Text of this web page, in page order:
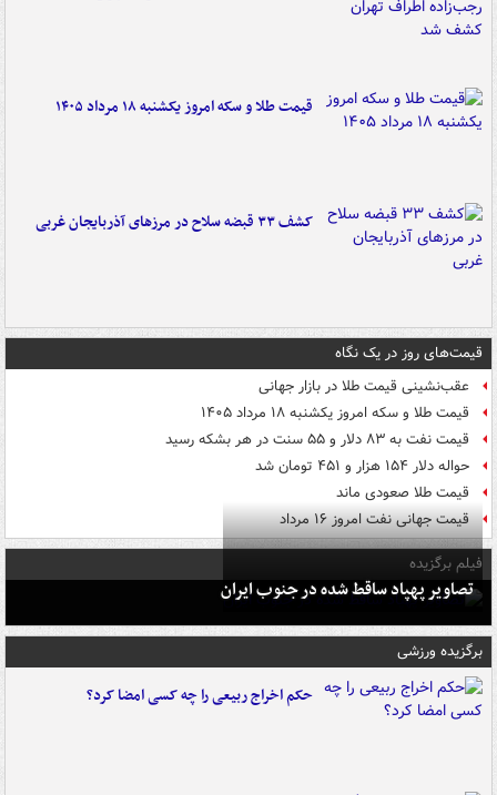
قیمت طلا و سکه امروز یکشنبه ۱۸ مرداد ۱۴۰۵
کشف ۳۳ قبضه سلاح در مرزهای آذربایجان غربی
قیمت‌های روز در یک نگاه
عقب‌نشینی قیمت طلا در بازار جهانی
قیمت طلا و سکه امروز یکشنبه ۱۸ مرداد ۱۴۰۵
قیمت نفت به ۸۳ دلار و ۵۵ سنت در هر بشکه رسید
حواله دلار ۱۵۴ هزار و ۴۵۱ تومان شد
قیمت طلا صعودی ماند
قیمت جهانی نفت امروز ۱۶ مرداد
فیلم برگزیده
تصاویر پهپاد ساقط شده در جنوب ایران
برگزیده ورزشی
حکم اخراج ربیعی را چه کسی امضا کرد؟